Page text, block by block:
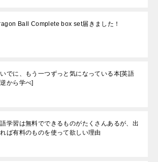
Ball Complete box set届きました！
でに、もう一つずっと気になっている本[英語
から学べ]
学習は無料でできるものがたくさんあるが、出
ば有料のものを使って欲しい理由